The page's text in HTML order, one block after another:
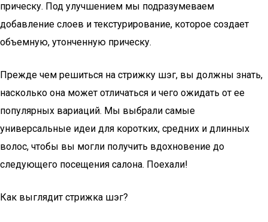
прическу. Под улучшением мы подразумеваем
добавление слоев и текстурирование, которое создает
объемную, утонченную прическу.
Прежде чем решиться на стрижку шэг, вы должны знать,
насколько она может отличаться и чего ожидать от ее
популярных вариаций. Мы выбрали самые
универсальные идеи для коротких, средних и длинных
волос, чтобы вы могли получить вдохновение до
следующего посещения салона. Поехали!
Как выглядит стрижка шэг?